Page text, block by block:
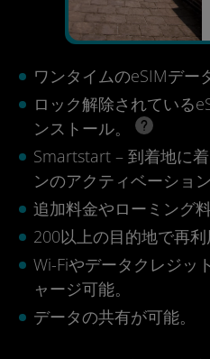
ワンタイムのeSIMデー
ロック解除されている
ンストール。
Smartstart – 到着地に
ンのアクティベーショ
追加料金やローミング
200以上の目的地で再利
Wi-Fiやデータクレジッ
ャージ可能。
データの共有が可能。